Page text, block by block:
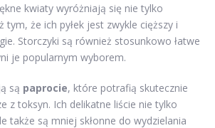
kwiaty wyróżniają się nie tylko
tym, że ich pyłek jest zwykle cięższy i
Storczyki są również stosunkowo łatwe
je popularnym wyborem.
są paprocie, które potrafią skutecznie
z toksyn. Ich delikatne liście nie tylko
także są mniej skłonne do wydzielania